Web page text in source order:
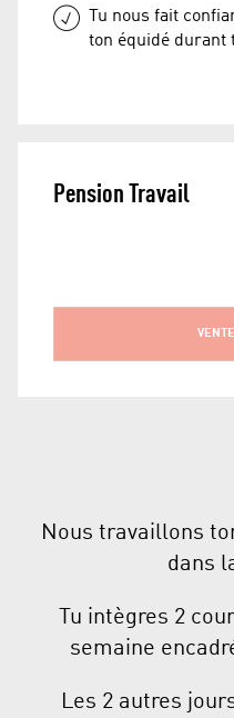
Tu nous fait
ton équidé durant
Pension Travail
Nous travaillons
dans
Tu intègres 2
semaine
Les 2 autres